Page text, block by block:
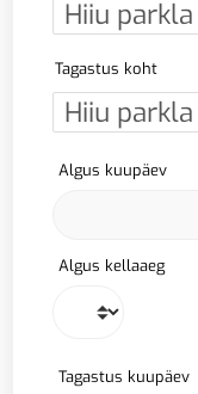
Tagastus koht
Algus kuupäev
Algus kellaaeg
Tagastus kuupäev